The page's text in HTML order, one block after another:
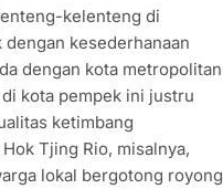
kelenteng di
kesederhanaan
dengan kota metropolitan
kota pempek ini justru
ketimbang
Tjing Rio, misalnya,
lokal bergotong royong